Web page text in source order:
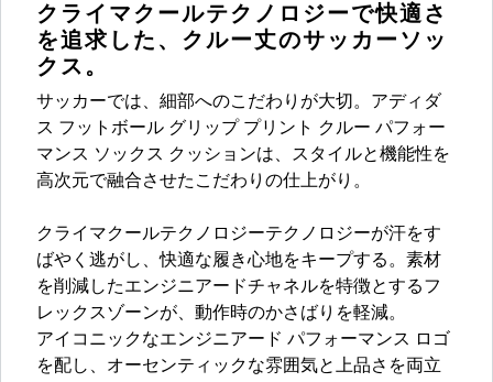
クライマクールテクノロジーで快適さ
を追求した、クルー丈のサッカーソッ
クス。
サッカーでは、細部へのこだわりが大切。アディダ
ス フットボール グリップ プリント クルー パフォー
マンス ソックス クッションは、スタイルと機能性を
高次元で融合させたこだわりの仕上がり。
クライマクールテクノロジーテクノロジーが汗をす
ばやく逃がし、快適な履き心地をキープする。素材
を削減したエンジニアードチャネルを特徴とするフ
レックスゾーンが、動作時のかさばりを軽減。
アイコニックなエンジニアード パフォーマンス ロゴ
を配し、オーセンティックな雰囲気と上品さを両立